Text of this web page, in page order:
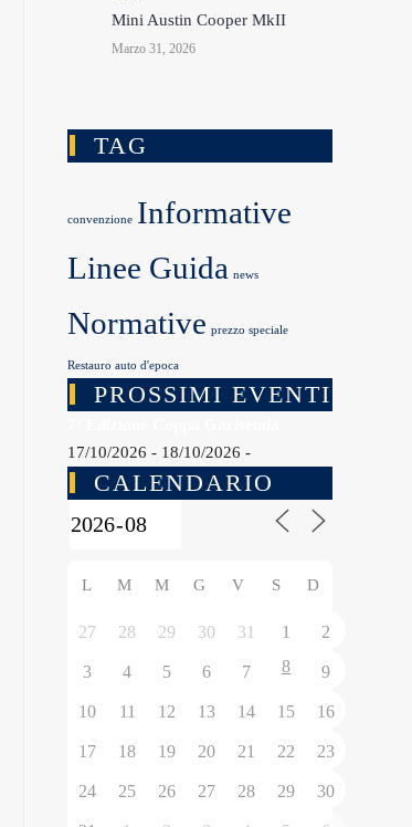
Mini Austin Cooper MkII
Marzo 31, 2026
TAG
convenzione Informative
Linee Guida news
Normative prezzo speciale
Restauro auto d'epoca
PROSSIMI EVENTI
17/10/2026 - 18/10/2026 -
CALENDARIO
L M M G V S D
27 28 29 30 31 1 2
3 4 5 6 7 8 9
10 11 12 13 14 15 16
17 18 19 20 21 22 23
24 25 26 27 28 29 30